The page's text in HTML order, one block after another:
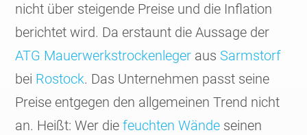
nicht über stei­gende Preise und die Inflation
berich­tet wird. Da erstaunt die Aussage der
ATG Mauer­werks­trocken­leger aus Sarms­torf
bei Rostock. Das Unter­nehmen passt seine
Preise entge­gen den allge­meinen Trend nicht
an. Heißt: Wer diefeuch­ten Wände seinen